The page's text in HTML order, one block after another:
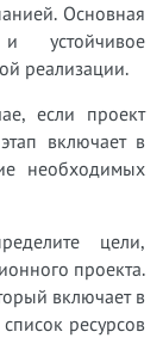
Основная
устойчивое
реализации.
если проект
включает в
необходимых
цели,
проекта.
включает в
ресурсов